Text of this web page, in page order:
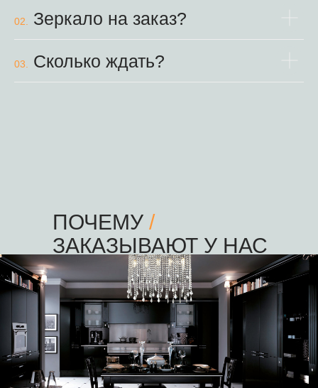
02. Зеркало на заказ?
03. Сколько ждать?
ПОЧЕМУ /
ЗАКАЗЫВАЮТ У НАС